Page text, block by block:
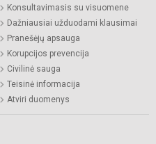
Konsultavimasis su visuomene
Dažniausiai užduodami klausimai
Pranešėjų apsauga
Korupcijos prevencija
Civilinė sauga
Teisinė informacija
Atviri duomenys